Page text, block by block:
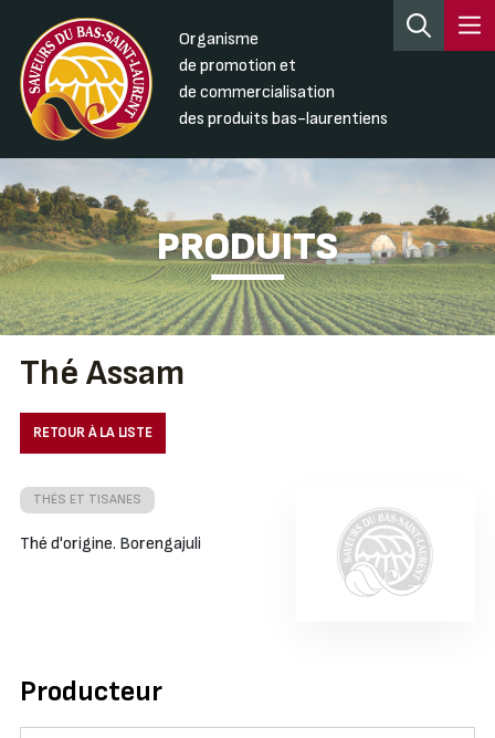
Organisme
de promotion et
de commercialisation
des produits bas-laurentiens
PRODUITS
Thé Assam
RETOUR À LA LISTE
THÉS ET TISANES
Thé d'origine. Borengajuli
Producteur